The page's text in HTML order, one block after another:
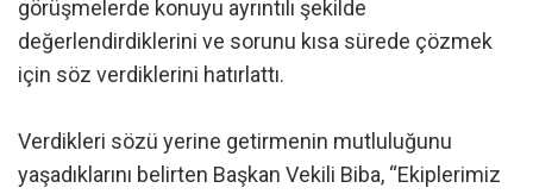
görüşmelerde konuyu ayrıntılı şekilde
değerlendirdiklerini ve sorunu kısa sürede çözmek
için söz verdiklerini hatırlattı.
Verdikleri sözü yerine getirmenin mutluluğunu
yaşadıklarını belirten Başkan Vekili Biba, “Ekiplerimiz